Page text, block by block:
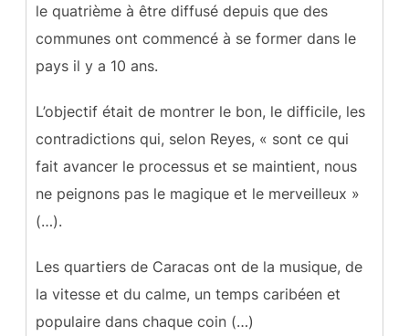
le quatrième à être diffusé depuis que des
communes ont commencé à se former dans le
pays il y a 10 ans.
L’objectif était de montrer le bon, le difficile, les
contradictions qui, selon Reyes, « sont ce qui
fait avancer le processus et se maintient, nous
ne peignons pas le magique et le merveilleux »
(…).
Les quartiers de Caracas ont de la musique, de
la vitesse et du calme, un temps caribéen et
populaire dans chaque coin (…)